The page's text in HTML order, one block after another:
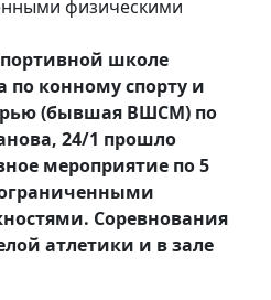
школе
по конному спорту и
(бывшая ВШСМ) по
24/1 прошло
мероприятие по 5
Соревнования
атлетики и в зале